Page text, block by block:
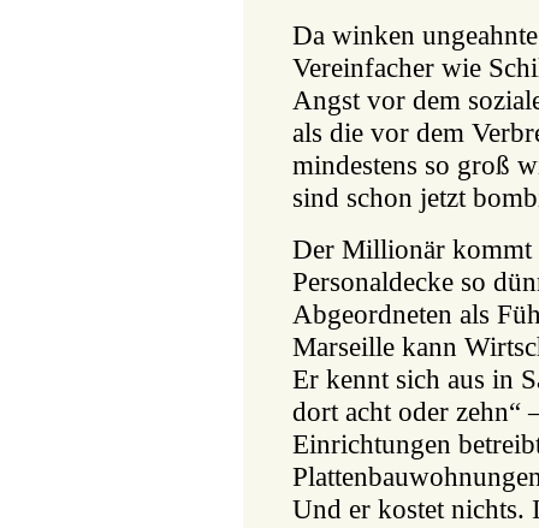
Da winken
Vereinfacher wie
Angst vor dem
als die vor dem
mindestens so groß
sind schon jetzt
Der Millionär kommt
Personaldecke so
Abgeordneten als
Marseille kann
Er kennt sich aus in
dort acht oder zehn“
Einrichtungen
Und er kostet nichts.